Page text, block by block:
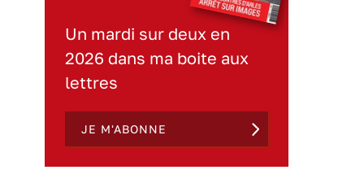
Un mardi sur deux en
2026 dans ma boite aux
lettres
JE M'ABONNE